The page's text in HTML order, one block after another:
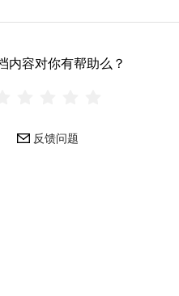
内容对你有帮助么？
反馈问题